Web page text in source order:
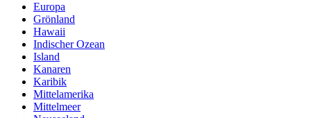
Europa
Grönland
Hawaii
Indischer Ozean
Island
Kanaren
Karibik
Mittelamerika
Mittelmeer